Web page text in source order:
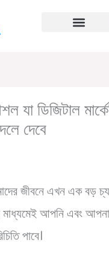
যা ডিজিটাল
দেবে
জীবনে এখন এক বড়
মাধ্যমেই আপনি এবং
পাবে।